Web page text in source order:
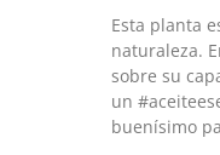
Esta planta
naturaleza.
sobre su
un
buenísimo